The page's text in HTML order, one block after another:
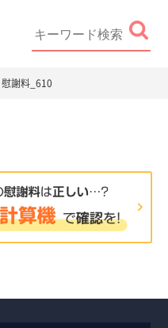
慰謝料_610